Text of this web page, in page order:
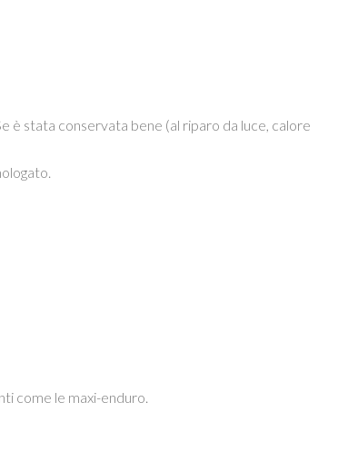
è stata conservata bene (al riparo da luce, calore
come le maxi-enduro.